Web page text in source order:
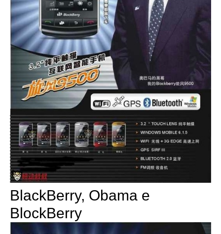
BlackBerry, Obama e
BlockBerry